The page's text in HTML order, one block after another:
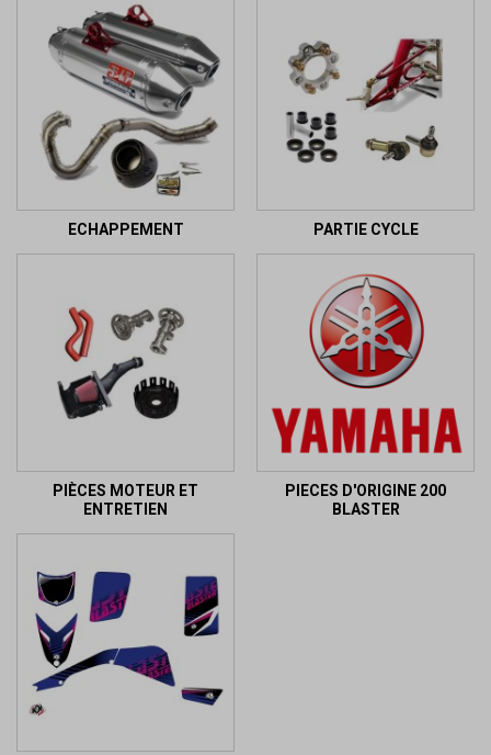
ECHAPPEMENT PARTIE CYCLE
PIÈCES MOTEUR ET
ENTRETIEN
PIECES D'ORIGINE 200
BLASTER